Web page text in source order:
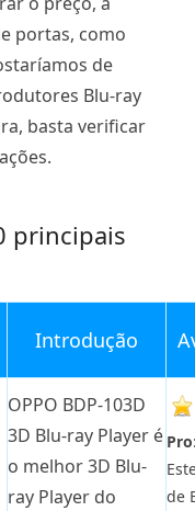
portas, como
de
Blu-ray
basta verificar
principais
Introdução
OPPO BDP-103D
3D Blu-ray Player é
o melhor 3D Blu-
ray Player do
Pro
de